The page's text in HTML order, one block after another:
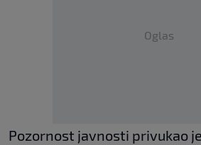
Oglas
Pozornost javnosti privukao